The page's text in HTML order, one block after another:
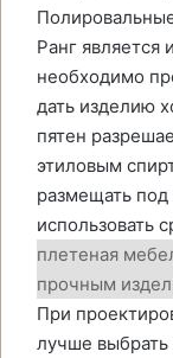
Ранг является
необходимо
дать изделию
пятен
этиловым
размещать
использовать
плетеная
прочным
При
лучше